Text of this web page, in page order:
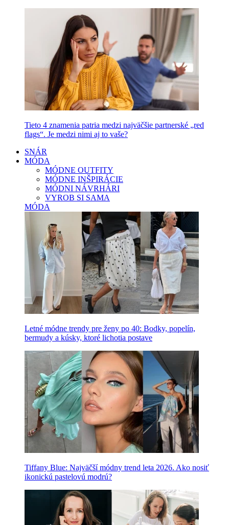
Tieto 4 znamenia patria medzi najväčšie partnerské „red
flags“. Je medzi nimi aj to vaše?
SNÁR
MÓDA
MÓDNE OUTFITY
MÓDNE INŠPIRÁCIE
MÓDNI NÁVRHÁRI
VYROB SI SAMA
MÓDA
Letné módne trendy pre ženy po 40: Bodky, popelín,
bermudy a kúsky, ktoré lichotia postave
Tiffany Blue: Najväčší módny trend leta 2026. Ako nosiť
ikonickú pastelovú modrú?